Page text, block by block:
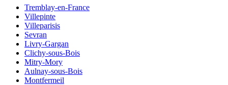
Tremblay-en-France
Villepinte
Villeparisis
Sevran
Livry-Gargan
Clichy-sous-Bois
Mitry-Mory
Aulnay-sous-Bois
Montfermeil